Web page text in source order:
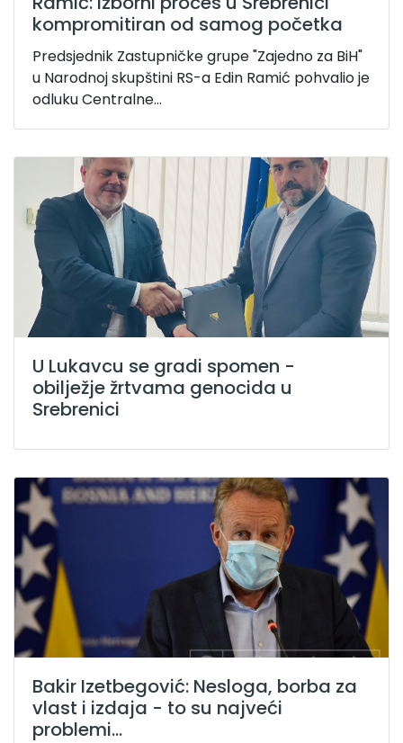
kompromitiran od samog početka
Predsjednik Zastupničke grupe "Zajedno za BiH"
u Narodnoj skupštini RS-a Edin Ramić pohvalio je
odluku Centralne...
U Lukavcu se gradi spomen -
obilježje žrtvama genocida u
Srebrenici
Bakir Izetbegović: Nesloga, borba za
vlast i izdaja - to su najveći
problemi...